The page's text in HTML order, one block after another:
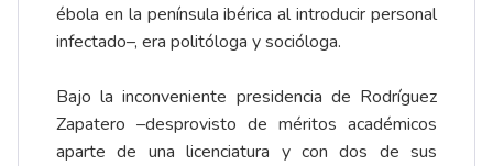
ébola en la península ibérica al introducir personal
infectado–, era politóloga y socióloga.
Bajo la inconveniente presidencia de Rodríguez
Zapatero ­–desprovisto de méritos académicos
aparte de una licenciatura y con dos de sus